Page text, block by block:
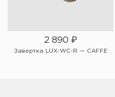
2 890 ₽
Завертка LUX-WC-R — CAFFE